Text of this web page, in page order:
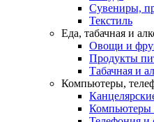
Сувениры,
Текстиль
Еда, табачная и
Овощи и
Продукты
Табачная и
Компьютеры,
Компьютеры